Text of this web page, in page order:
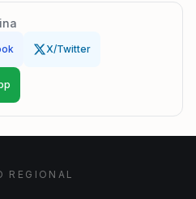
X/Twitter
REGIONAL